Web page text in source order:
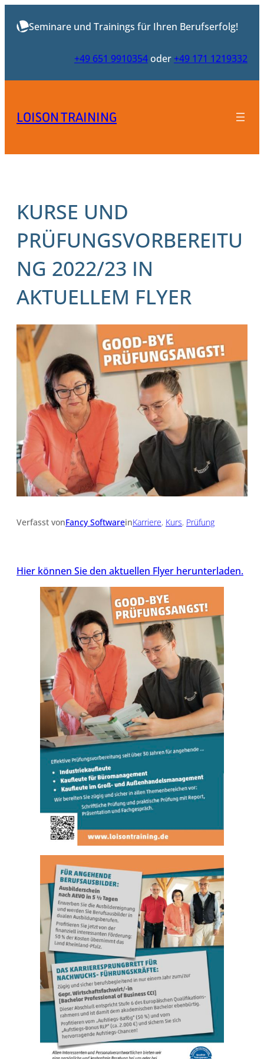
Inhalt
springen
Seminare und Trainings für Ihren Berufserfolg!
+49 651 9910354oder+49 171 1219332
LOISON TRAINING
KURSE UND
PRÜFUNGSVORBEREITU
NG 2022/23 IN
AKTUELLEM FLYER
Verfasst vonFancy SoftwareinKarriere, Kurs, Prüfung
Hier können Sie den aktuellen Flyer herunterladen.